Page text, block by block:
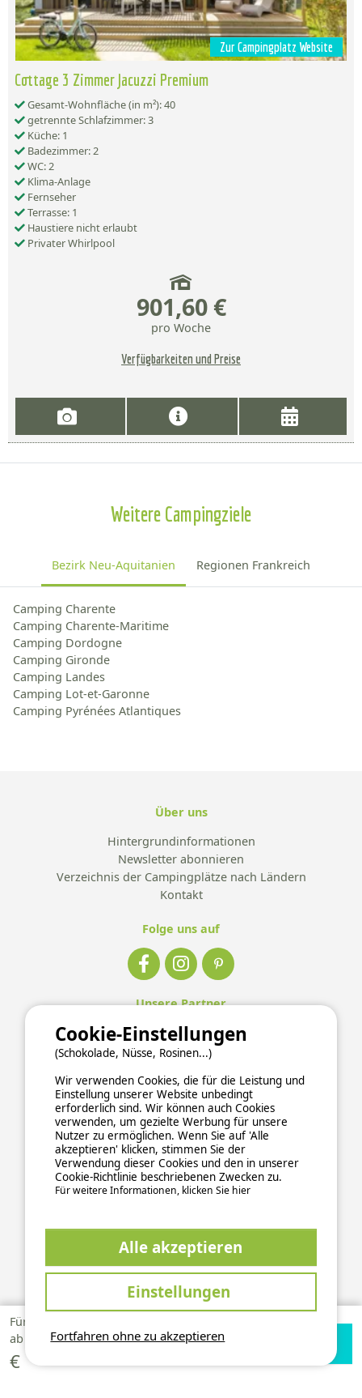
Für 1 Woche
ab
190,40
€
Verfügbarkeiten
Zur Campingplatz Website
Cottage 3 Zimmer Jacuzzi Premium
Gesamt-Wohnfläche (in m²): 40
getrennte Schlafzimmer: 3
Küche: 1
Badezimmer: 2
WC: 2
Klima-Anlage
Fernseher
Terrasse: 1
Haustiere nicht erlaubt
Privater Whirlpool
901,60 €
pro Woche
Verfügbarkeiten und Preise
Weitere Campingziele
Bezirk Neu-Aquitanien Regionen Frankreich
Camping Charente
Camping Charente-Maritime
Camping Dordogne
Camping Gironde
Camping Landes
Camping Lot-et-Garonne
Camping Pyrénées Atlantiques
Über uns
Hintergrundinformationen
Newsletter abonnieren
Verzeichnis der Campingplätze nach Ländern
Kontakt
Folge uns auf
Unsere Partner
ALLGEMEINE NUTZUNGSBEDINGUNGEN
DATENSCHUTZERKLÄRUNGCOOKIESIMPRESSUM
Sichere und zuverlässige Zahlungsabwicklung
Fortfahren ohne zu akzeptieren
Cookie-Einstellungen
(Schokolade, Nüsse, Rosinen...)
Wir verwenden Cookies, die für die Leistung und
Einstellung unserer Website unbedingt
erforderlich sind. Wir können auch Cookies
verwenden, um gezielte Werbung für unsere
Nutzer zu ermöglichen. Wenn Sie auf 'Alle
akzeptieren' klicken, stimmen Sie der
Verwendung dieser Cookies und den in unserer
Cookie-Richtlinie beschriebenen Zwecken zu.
Für weitere Informationen, klicken Sie hier
Alle akzeptieren
Einstellungen